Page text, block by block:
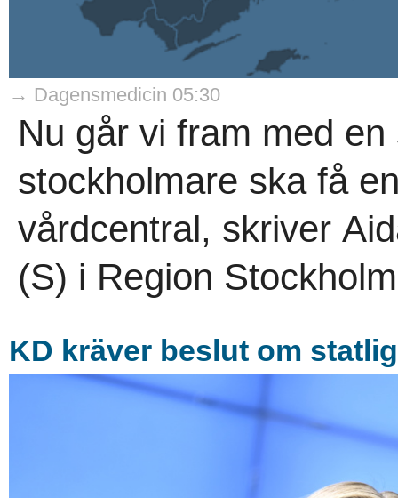
→ Dagensmedicin 05:30
Nu går vi fram med
stockholmare ska få
vårdcentral, skriver
(S) i Region
KD kräver beslut om